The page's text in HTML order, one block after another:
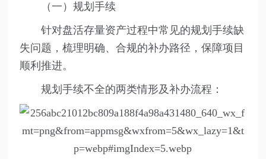
（一）规划手续
针对盘活存量资产过程中常见的规划手续缺
失问题，梳理明确、合规的补办路径，保障项目
顺利推进。
规划手续不全的两类情形及补办流程：